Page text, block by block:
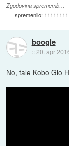
Zgodovina sprememb…
spremenilo:
boogle
::20. apr
No, tale Kobo Glo